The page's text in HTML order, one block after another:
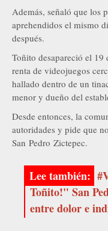
Además, señaló que los
aprehendidos el mismo
después.
Toñito desapareció el 19
renta de videojuegos
hallado dentro de un
menor y dueño del
Desde entonces, la
autoridades y pide que
San Pedro Zictepec.
Toñito!" San
entre dolor e